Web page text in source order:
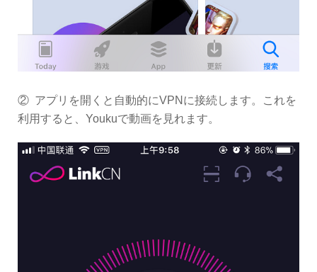
② アプリを開くと自動的にVPNに接続します。これを
利用すると、Youkuで動画を見れます。